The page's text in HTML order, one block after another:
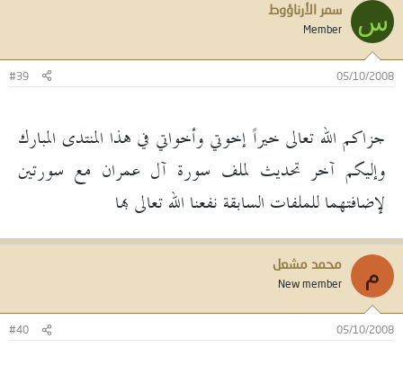
س سمر الأرناؤوط
Member
05/10/2008
#39
جزاكم الله تعالى خيراً إخوتي وأخواتي في هذا المنتدى المبارك
وإليكم آخر تحديث لملف سورة آل عمران مع سورتين
لإضافتهما للملفات السابقة نفعنا الله تعالى بها
م محمد مشعل
New member
05/10/2008
#40